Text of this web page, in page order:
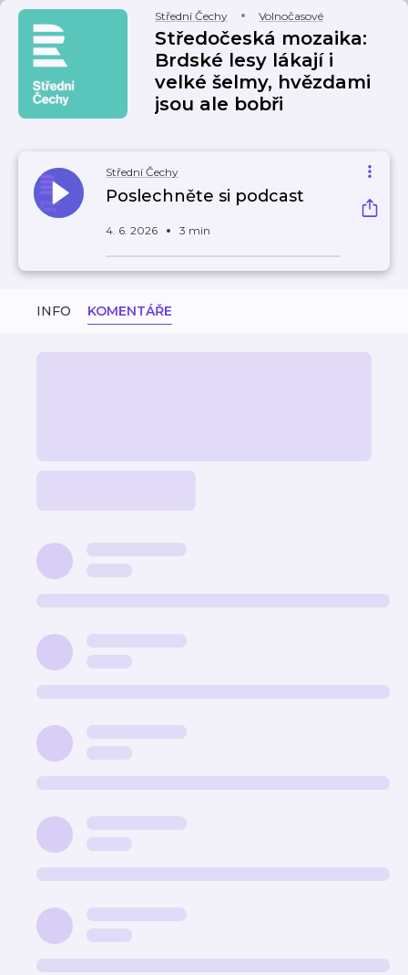
Střední Čechy Volnočasové
Středočeská mozaika:
Brdské lesy lákají i
velké šelmy, hvězdami
jsou ale bobři
Střední Čechy
Poslechněte si podcast
4. 6. 2026 3 min
INFO KOMENTÁŘE